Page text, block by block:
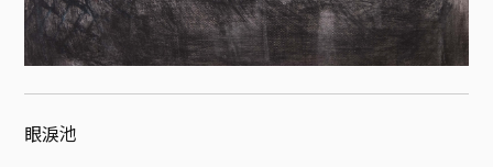
眼淚池